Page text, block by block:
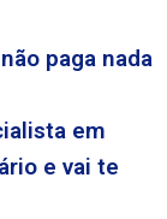
paga nada
em
e vai te